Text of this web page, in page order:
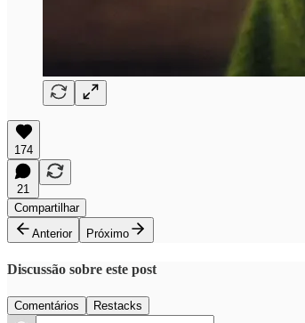
174
21
Compartilhar
Anterior
Próximo
Discussão sobre este post
Comentários Restacks